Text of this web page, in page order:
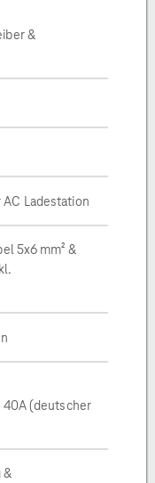
&
Ladestation
5x6 mm² &
40A (deutscher
&